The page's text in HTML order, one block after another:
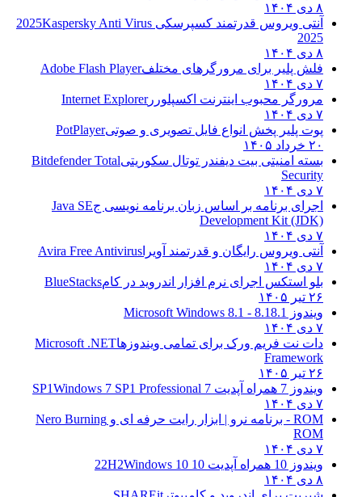
آنتی ویروس قدرتمند کسپرسکی 2025 Kaspersky Anti Virus
2025
فلش پلیر برای مرورگرهای مختلف Adobe Flash Player
مرورگر محبوب اینترنت اکسپلورر Internet Explorer
پوت پلیر پخش انواع فایل تصویری و صوتیPotPlayer
۲۰ خرداد ۱۴۰۵
بسته امنیتی بیت دیفندر توتال سکوریتیBitdefender Total
Security
اجرای برنامه بر اساس زبان برنامه نویسی ج Java SE
Development Kit (JDK)
آنتی ویروس رایگان و قدرتمند آویراAvira Free Antivirus
بلو استکس اجرای نرم افزار اندروید در کامBlueStacks
۲۶ تیر ۱۴۰۵
ویندوز 8.18.1 - Microsoft Windows 8.1
دات نت فریم ورک برای تمامی ویندوزهاMicrosoft .NET
Framework
۲۶ تیر ۱۴۰۵
ویندوز 7 همراه آپدیت 7 SP1
Windows 7 SP1 Professional
ROM - برنامه نرو | ابزار رایت حرفه ای و
Nero Burning
ROM
ویندوز 10 همراه آپدیت 10 22H2
Windows 10